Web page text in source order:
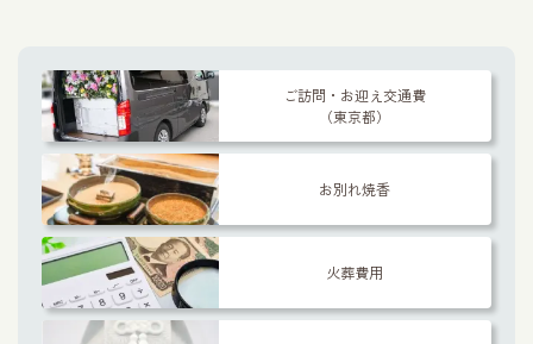
ご訪問・お迎え交通費
（東京都）
お別れ焼香
火葬費用